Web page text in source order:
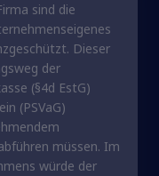
sind die
Dieser
der
(§4d EstG)
(PSVaG)
müssen. Im
würde der